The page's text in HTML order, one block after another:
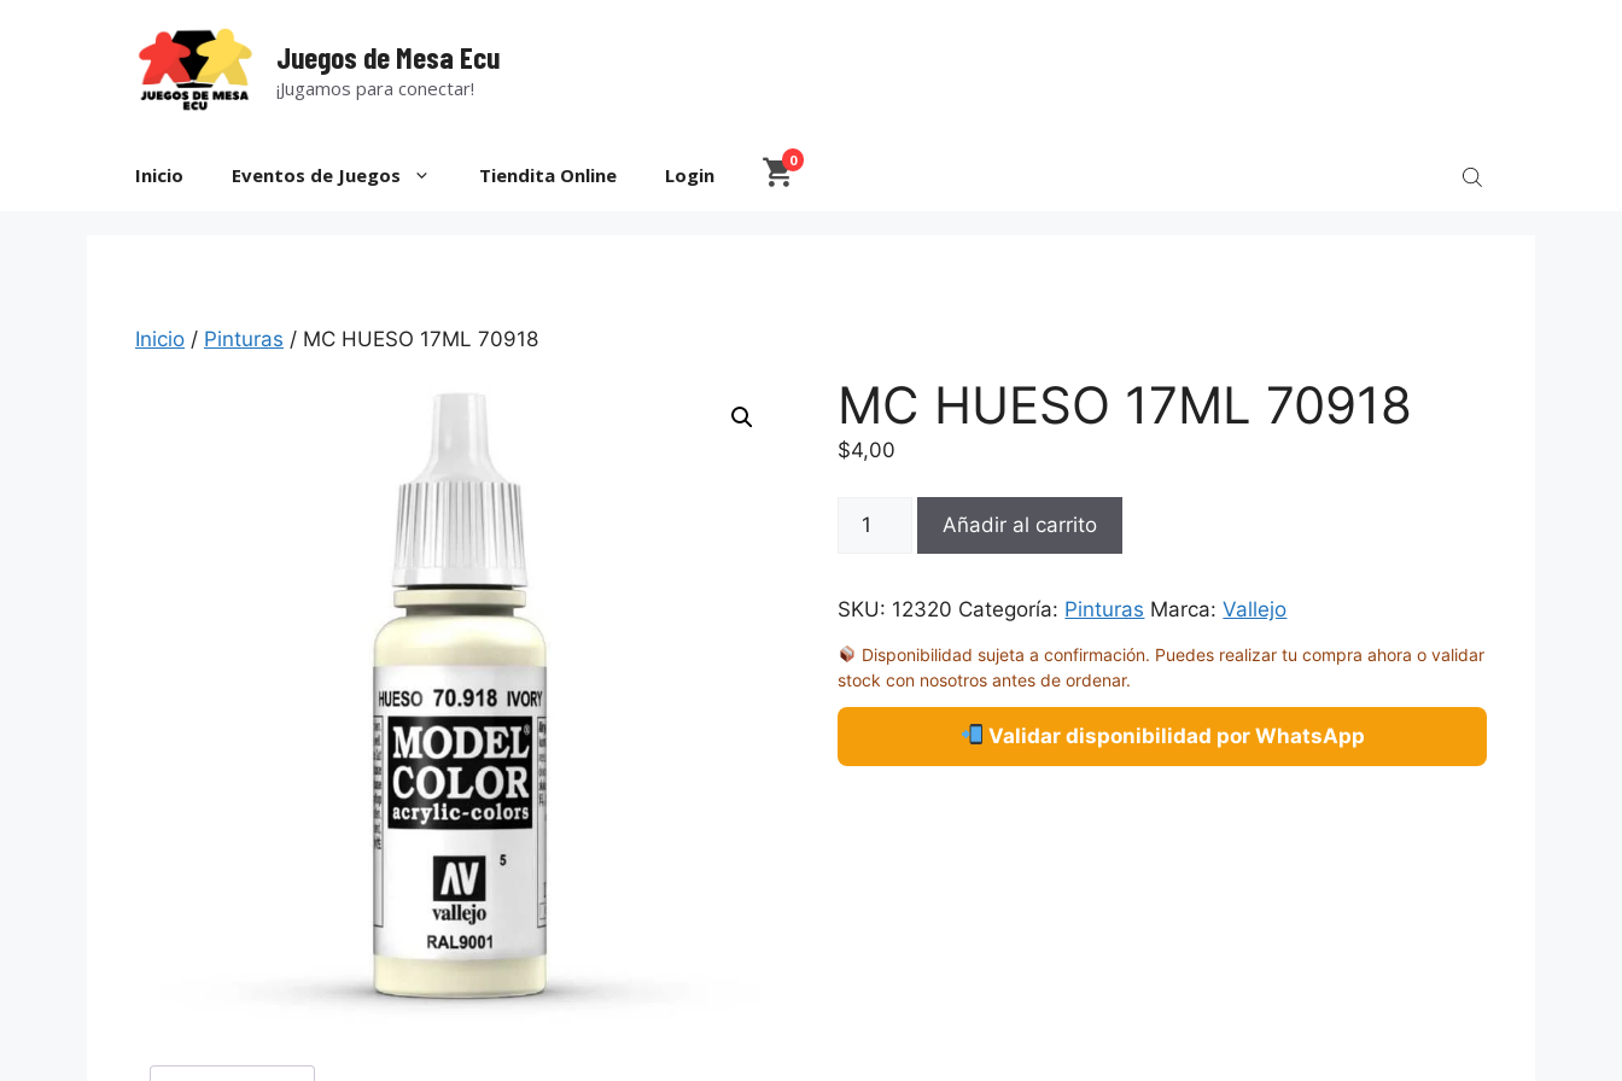
Juegos de Mesa Ecu
¡Jugamos para conectar!
Inicio Eventos de Juegos Tiendita Online Login
0
Inicio / Pinturas / MC HUESO 17ML 70918
MC HUESO 17ML 70918
$4,00
HUESO
70918
Añadir al carrito
SKU: 12320 Categoría: Pinturas Marca:Vallejo
Disponibilidad sujeta a confirmación. Puedes realizar tu compra ahora o validar
stock con nosotros antes de ordenar.
Validar disponibilidad por WhatsApp